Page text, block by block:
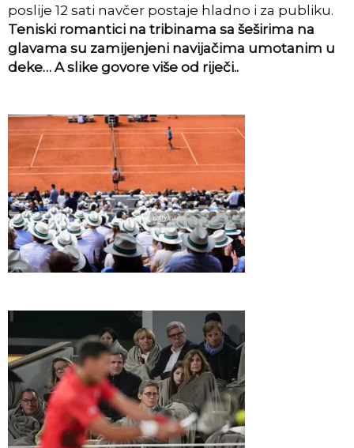
poslije 12 sati navčer postaje hladno i za publiku.
Teniski romantici na tribinama sa šeširima na
glavama su zamijenjeni navijačima umotanim u
deke… A slike govore više od riječi..